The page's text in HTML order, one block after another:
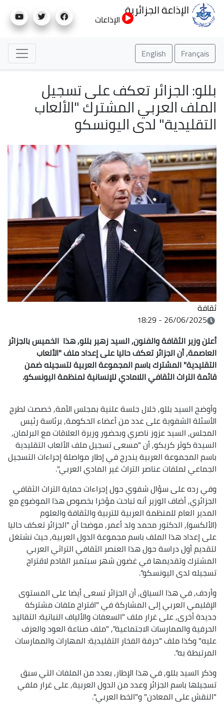
إلى
الإذاعة الجزائرية
الإذاعات
Français
English
بللو: الجزائر تعكف على تسجيل
الملف العربي المشترك "الألعاب
التقليدية" لدى اليونسكو
ثقافة
26/06/2025 - 18:29
أعلن وزير الثقافة والفنون, السيد زهير بللو, هذا الخميس بالجزائر
العاصمة, أن الجزائر تعكف حاليا على إعداد ملف "الألعاب
التقليدية" المشترك باسم المجموعة العربية لتسجيله ضمن
قائمة التراث الثقافي اللامادي للإنسانية لمنظمة اليونسكو.
وأوضح السيد بللو, خلال جلسة علنية بمجلس الأمة, خصصت لطرح
الأسئلة الشفوية على عدد من أعضاء الحكومة, برئاسة رئيس
المجلس, السيد عزوز ناصري وبحضور وزيرة العلاقات مع البرلمان,
السيدة كوثر كريكو, أن "مسعى تسجيل ملف الألعاب التقليدية
باسم المجموعة العربية يندرج في إطار مواصلة إجراءات التسجيل
الجماعي لملفات عناصر التراث غير المادي العربي".
وفي رده على سؤال شفوي حول إجراءات حماية التراث الثقافي
الجزائري, أضاف الوزير أنه تباحت مؤخرا بخصوص هذا الموضوع مع
المدير العام للمنظمة العربية للتربية والثقافة والعلوم
(الألكسو), الدكتور محمد ولد أعمر, موضحا أن "الجزائر تعكف حاليا
على إعداد هذا الملف باسم مجموعة الدول العربية, حيث نشتغل
لتقديم أول دراسة حول هذا العنصر الثقافي التراثي العربي
المشترك وتقديمها في غضون شهر سبتمبر القادم لاقتراح
تسجيله لدى اليونسكو".
وأردف, في هذا السياق, أن الجزائر تسعى أيضا على المستوى
الإقليمي العربي إلى المشاركة في "اقتراح ملفات مشتركة
جديدة أخرى, على غرار ملف "السعفات والألياف النباتية: التقاليد
الحرفية والممارسات الاجتماعية", "ملف صناعة العود والعزف
عليه" وكذا ملف "حرفة الفخار التقليدية: المهارات والممارسات
المرتبطة به".
وذكر السيد بللو, في هذا الإطار, بعدد من الملفات التي سبق
تسجيلها باسم الجزائر وعدد من الدول العربية, على غرار ملفي
"النقش على المعادن" و"الخط العربي".